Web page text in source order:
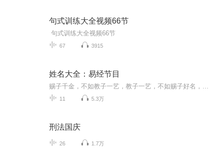
句式训练大全视频66节
句式训练大全视频66节
67 3915
姓名大全：易经节目
11 5.3万
刑法国庆
26 1.7万